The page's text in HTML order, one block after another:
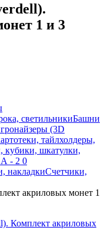
1 и 3
светильникиБашни
(3D
тайлхолдеры,
кубики, шкатулки,
- 2 0
накладкиСчетчики,
акриловых монет 1